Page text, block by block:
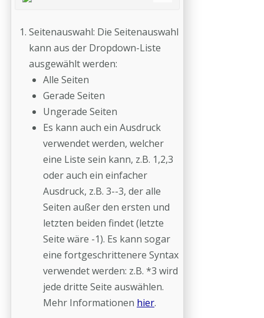
Seitenauswahl: Die Seitenauswahl
kann aus der Dropdown-Liste
ausgewählt werden:
Alle Seiten
Gerade Seiten
Ungerade Seiten
Es kann auch ein Ausdruck
verwendet werden, welcher
eine Liste sein kann, z.B. 1,2,3
oder auch ein einfacher
Ausdruck, z.B. 3--3, der alle
Seiten außer den ersten und
letzten beiden findet (letzte
Seite wäre -1). Es kann sogar
eine fortgeschrittenere Syntax
verwendet werden: z.B. *3 wird
jede dritte Seite auswählen.
Mehr Informationen hier.